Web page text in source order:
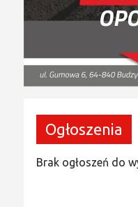
Ogłoszenia
Brak ogłoszeń do